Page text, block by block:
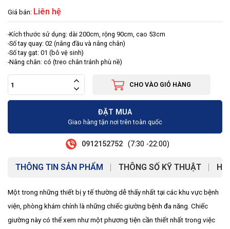
Giá bán: Liên hệ
-Kích thước sử dụng: dài 200cm, rộng 90cm, cao 53cm
-Số tay quay: 02 (nâng đầu và nâng chân)
-Số tay gạt: 01 (bô vệ sinh)
-Nâng chân: có (treo chân tránh phù nề)
CHO VÀO GIỎ HÀNG
ĐẶT MUA
Giao hàng tận nơi trên toàn quốc
0912152752 (7:30 -22:00)
THÔNG TIN SẢN PHẨM THÔNG SỐ KỸ THUẬT
Một trong những thiết bị y tế thường dễ thấy nhất tại các khu vực bệnh
viện, phòng khám chính là những chiếc giường bệnh đa năng. Chiếc
giường này có thể xem như một phương tiện cần thiết nhất trong việc